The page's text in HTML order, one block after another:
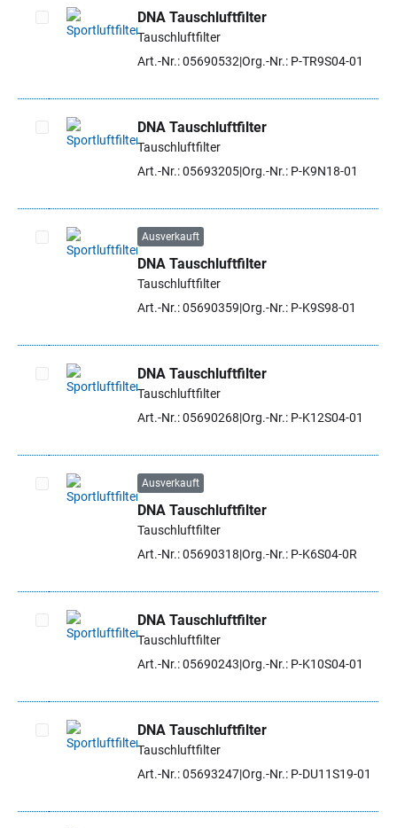
Artikel auswählen
DNA Tauschluftfilter
Tauschluftfilter
Art.-Nr.: 05690532 Org.-Nr.: P-TR9S04-01
Artikel auswählen
DNA Tauschluftfilter
Tauschluftfilter
Art.-Nr.: 05693205Org.-Nr.: P-K9N18-01
Artikel auswählen
Ausverkauft
DNA Tauschluftfilter
Tauschluftfilter
Art.-Nr.: 05690359 Org.-Nr.: P-K9S98-01
Artikel auswählen
DNA Tauschluftfilter
Tauschluftfilter
Art.-Nr.: 05690268 Org.-Nr.: P-K12S04-01
Artikel auswählen
Ausverkauft
DNA Tauschluftfilter
Tauschluftfilter
Art.-Nr.: 05690318 Org.-Nr.: P-K6S04-0R
Artikel auswählen
DNA Tauschluftfilter
Tauschluftfilter
Art.-Nr.: 05690243 Org.-Nr.: P-K10S04-01
Artikel auswählen
DNA Tauschluftfilter
Tauschluftfilter
Art.-Nr.: 05693247Org.-Nr.: P-DU11S19-01